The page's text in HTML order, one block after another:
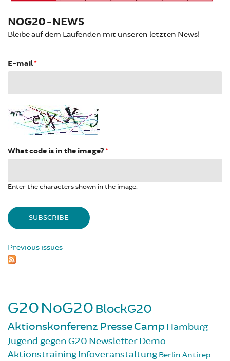
NOG20-NEWS
Bleibe auf dem Laufenden mit unseren letzten News!
E-mail*
What code is in the image? *
Enter the characters shown in the image.
Previous issues
G20NoG20 BlockG20
Aktionskonferenz PresseCampHamburg
Jugend gegen G20 NewsletterDemo
AktionstrainingInfoveranstaltung Berlin Antirep